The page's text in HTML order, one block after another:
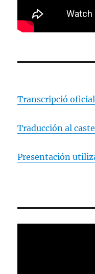
Transcripció
Traducción al
Presentación